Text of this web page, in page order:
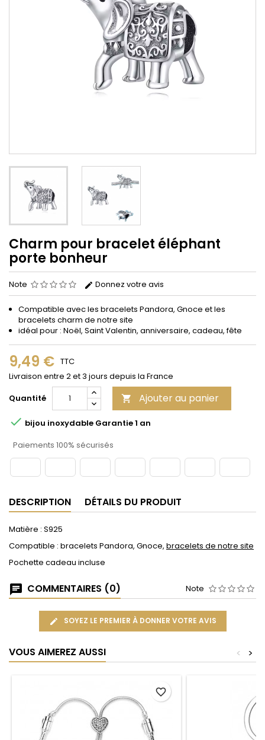
Charm pour bracelet éléphant
porte bonheur
Note Donnez votre avis
Compatible avec les bracelets Pandora, Gnoce et les
bracelets charm de notre site
idéal pour : Noël, Saint Valentin, anniversaire, cadeau, fête
9,49 € TTC
Livraison entre 2 et 3 jours depuis la France
Quantité
 Ajouter au panier
 bijou inoxydable Garantie 1 an
Paiements 100% sécurisés
DESCRIPTION DÉTAILS DU PRODUIT
Matière : S925
Compatible : bracelets Pandora, Gnoce, bracelets de notre site
Pochette cadeau incluse
COMMENTAIRES (0) Note
SOYEZ LE PREMIER À DONNER VOTRE AVIS
VOUS AIMEREZ AUSSI >
<
favorite_border